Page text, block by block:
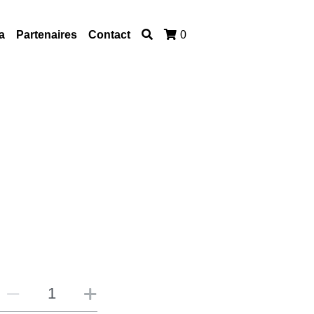
Partenaires Contact 0